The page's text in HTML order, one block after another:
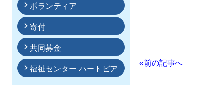
ボランティア
寄付
共同募金
福祉センター ハートピア
«前の記事へ